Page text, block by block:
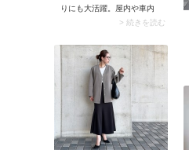
りにも大活躍。屋内や車内
など意外と冷えに悩まされ
いれば重宝すること間違い
なしです。スナップのよう
に腰に巻いたり肩に掛けた
りするだけでも、全身がア
ップデートされますよ。
> 続きを読む